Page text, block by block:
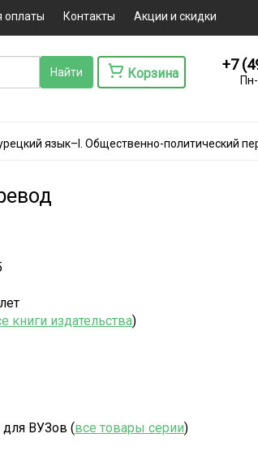
оплаты Контакты Акции и скидки
Корзина
+7
язык–I. Общественно-политический
книги издательства)
для ВУЗов (все товары серии)